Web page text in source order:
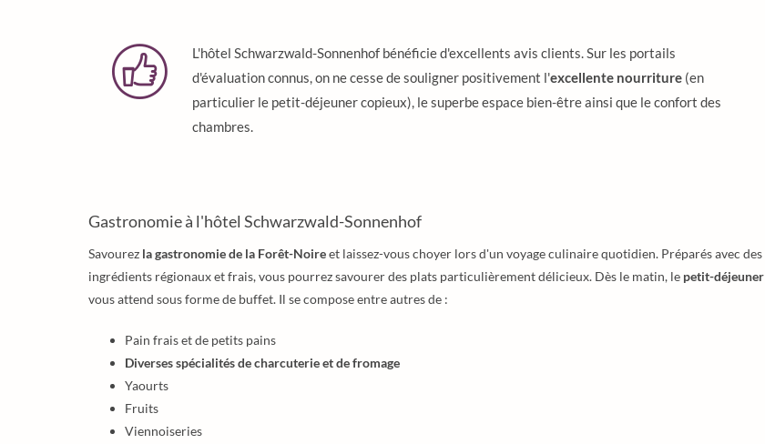
L'hôtel Schwarzwald-Sonnenhof bénéficie d'excellents avis clients. Sur les portails
d'évaluation connus, on ne cesse de souligner positivement l'excellente nourriture (en
particulier le petit-déjeuner copieux), le superbe espace bien-être ainsi que le confort des
chambres.
Gastronomie à l'hôtel Schwarzwald-Sonnenhof
Savourez la gastronomie de la Forêt-Noireet laissez-vous choyer lors d'un voyage culinaire quotidien. Préparés avec des
ingrédients régionaux et frais, vous pourrez savourer des plats particulièrement délicieux. Dès le matin, le petit-déjeuner
vous attend sous forme de buffet. Il se compose entre autres de :
Pain frais et de petits pains
Diverses spécialités de charcuterie et de fromage
Yaourts
Fruits
Viennoiseries